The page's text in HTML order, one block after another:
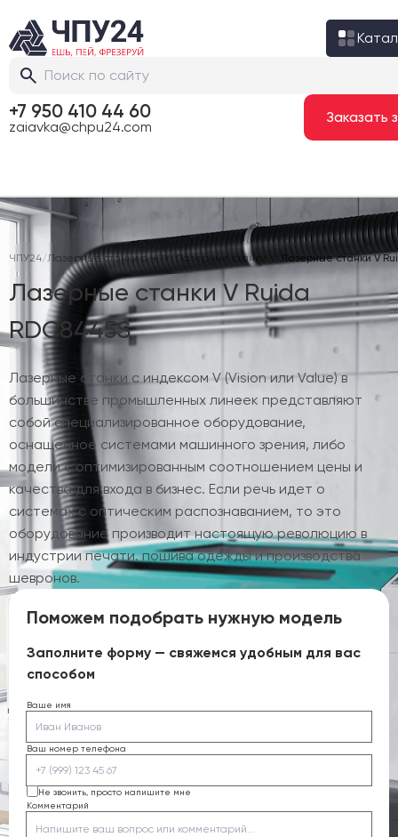
+7 950 410 44 60
zaiavka@chpu24.com
ЧПУ24/Лазерные станки с ЧПУ / Лазерные станки V Лазерные станки V
Лазерные станки V Ruida
RDC8445S
Лазерные станки с индексом V (Vision или Value) в
большинстве промышленных линеек представляют
собой специализированное оборудование,
оснащенное системами машинного зрения, либо
модели с оптимизированным соотношением цены и
качества для входа в бизнес. Если речь идет о
системах с оптическим распознаванием, то это
оборудование производит настоящую революцию в
индустрии печати, пошива одежды и производства
шевронов.
Поможем подобрать нужную модель
Заполните форму — свяжемся удобным для вас
способом
Ваше имя
Ваш номер телефона
Не звонить, просто напишите мне
Комментарий